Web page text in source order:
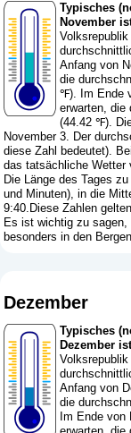
Typisches
November
Anfang von
die
℉). Im Ende
erwarten,
(44.42 ℉).
November 3. Der
diese Zahl bedeutet).
das tatsächliche Wetter
Die Länge des Tages
und Minuten), in die
9:40.Diese Zahlen
Es ist wichtig zu sagen,
besonders in den
Dezember
Typisches
Dezember
Anfang von
die
Im Ende von